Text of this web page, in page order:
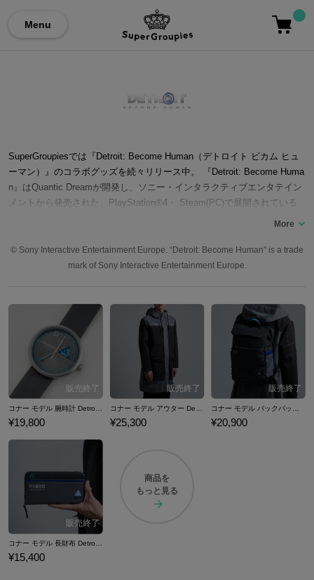
Menu
SuperGroupiesでは『Detroit: Become Human（デトロイト ビカム ヒュ
ーマン）』のコラボグッズを続々リリース中。 『Detroit: Become Huma
n』はQuantic Dreamが開発し、ソニー・インタラクティブエンタテイン
メントから発売された、PlayStation®4・ Steam(PC)で展開されている
アクションアドベンチャーゲーム。 高度に発達したアンドロイドが普及
情を持って行動する「変異体」の登場により、ストーリーは急変してい
くというあらすじ。 作中では「カーラ」「コナー」「マーカス」3人の
して完全攻略するか考察をするのが醍醐味の一つともいえる作品。 ここ
では『Detroit: Become Human』コラボの腕時計やアウター、バッグ、
財布などのコラボファッションアイテムをご紹介いたします。
© Sony Interactive Entertainment Europe. “Detroit: Become Human” is a trade
mark of Sony Interactive Entertainment Europe.
¥19,800 ¥25,300 ¥20,900
コナー モデル 長財布 Detroit: Become Human
¥15,400
商品を
もっと見る